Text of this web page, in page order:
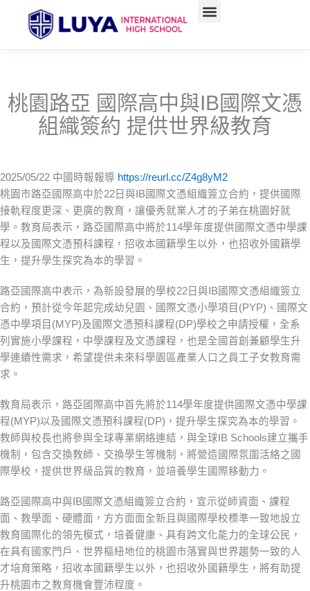
桃園路亞 國際高中與IB國際文憑
組織簽約 提供世界級教育
2025/05/22 中國時報報導 https://reurl.cc/Z4g8yM 2
桃園市路亞國際高中於22日與IB國際文憑組織簽立合約，提供國際
接軌程度更深、更廣的教育，讓優秀就業人才的子弟在桃園好就
學。教育局表示，路亞國際高中將於114學年度提供國際文憑中學課
程以及國際文憑預科課程，招收本國籍學生以外，也招收外國籍學
生，提升學生探究為本的學習。
路亞國際高中表示，為新設發展的學校22日與IB國際文憑組織簽立
合約，預計從今年起完成幼兒園、國際文憑小學項目(PYP)、國際文
憑中學項目(MYP)及國際文憑預科課程(DP)學校之申請授權，全系
列實施小學課程，中學課程及文憑課程，也是全國首創兼顧學生升
學連續性需求，希望提供未來科學園區產業人口之員工子女教育需
求。
教育局表示，路亞國際高中首先將於114學年度提供國際文憑中學課
程(MYP)以及國際文憑預科課程(DP)，提升學生探究為本的學習。
教師與校長也將參與全球專業網絡連結，與全球IB Schools建立攜手
機制，包含交換教師、交換學生等機制，將營造國際氛圍活絡之國
際學校，提供世界級品質的教育，並培養學生國際移動力。
路亞國際高中與IB國際文憑組織簽立合約，宣示從師資面、課程
面、教學面、硬體面，方方面面全新且與國際學校標準一致地設立
教育國際化的領先模式，培養健康、具有跨文化能力的全球公民，
在具有國家門戶、世界樞紐地位的桃園市落實與世界趨勢一致的人
才培育策略，招收本國籍學生以外，也招收外國籍學生，將有助提
升桃園市之教育機會豐沛程度。